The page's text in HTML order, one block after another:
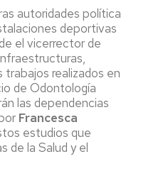
autoridades política
deportivas
el vicerrector de
trabajos realizados en
de Odontología
las dependencias
Francesca
estudios que
de la Salud y el